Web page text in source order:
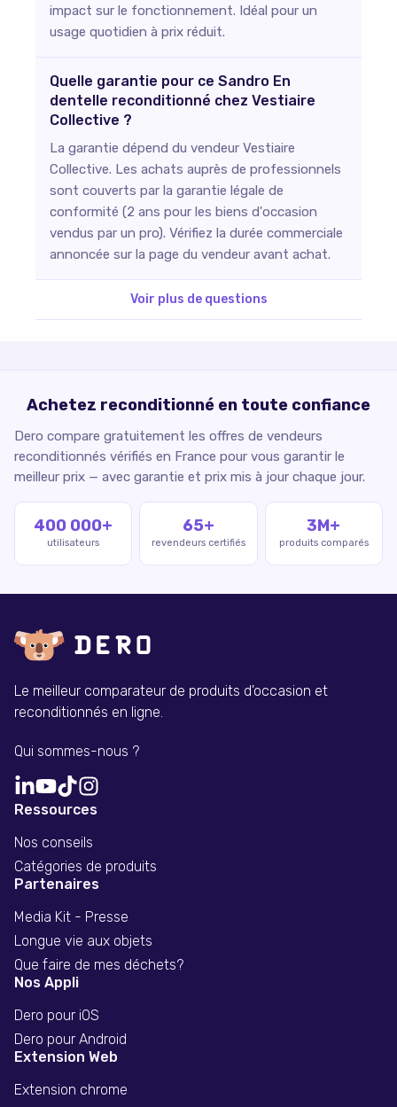
impact sur le fonctionnement. Idéal pour un
usage quotidien à prix réduit.
Quelle garantie pour ce Sandro En
dentelle reconditionné chez Vestiaire
Collective ?
La garantie dépend du vendeur Vestiaire
Collective. Les achats auprès de professionnels
sont couverts par la garantie légale de
conformité (2 ans pour les biens d'occasion
vendus par un pro). Vérifiez la durée commerciale
annoncée sur la page du vendeur avant achat.
Voir plus de questions
Achetez reconditionné en toute confiance
Dero compare gratuitement les offres de vendeurs
reconditionnés vérifiés en France pour vous garantir le
meilleur prix — avec garantie et prix mis à jour chaque jour.
400 000+
utilisateurs
65+
revendeurs certifiés
3M+
produits comparés
Le meilleur comparateur de produits d'occasion et
reconditionnés en ligne.
Qui sommes-nous ?
Ressources
Nos conseils
Catégories de produits
Partenaires
Media Kit - Presse
Longue vie aux objets
Que faire de mes déchets?
Nos Appli
Dero pour iOS
Dero pour Android
Extension Web
Extension chrome